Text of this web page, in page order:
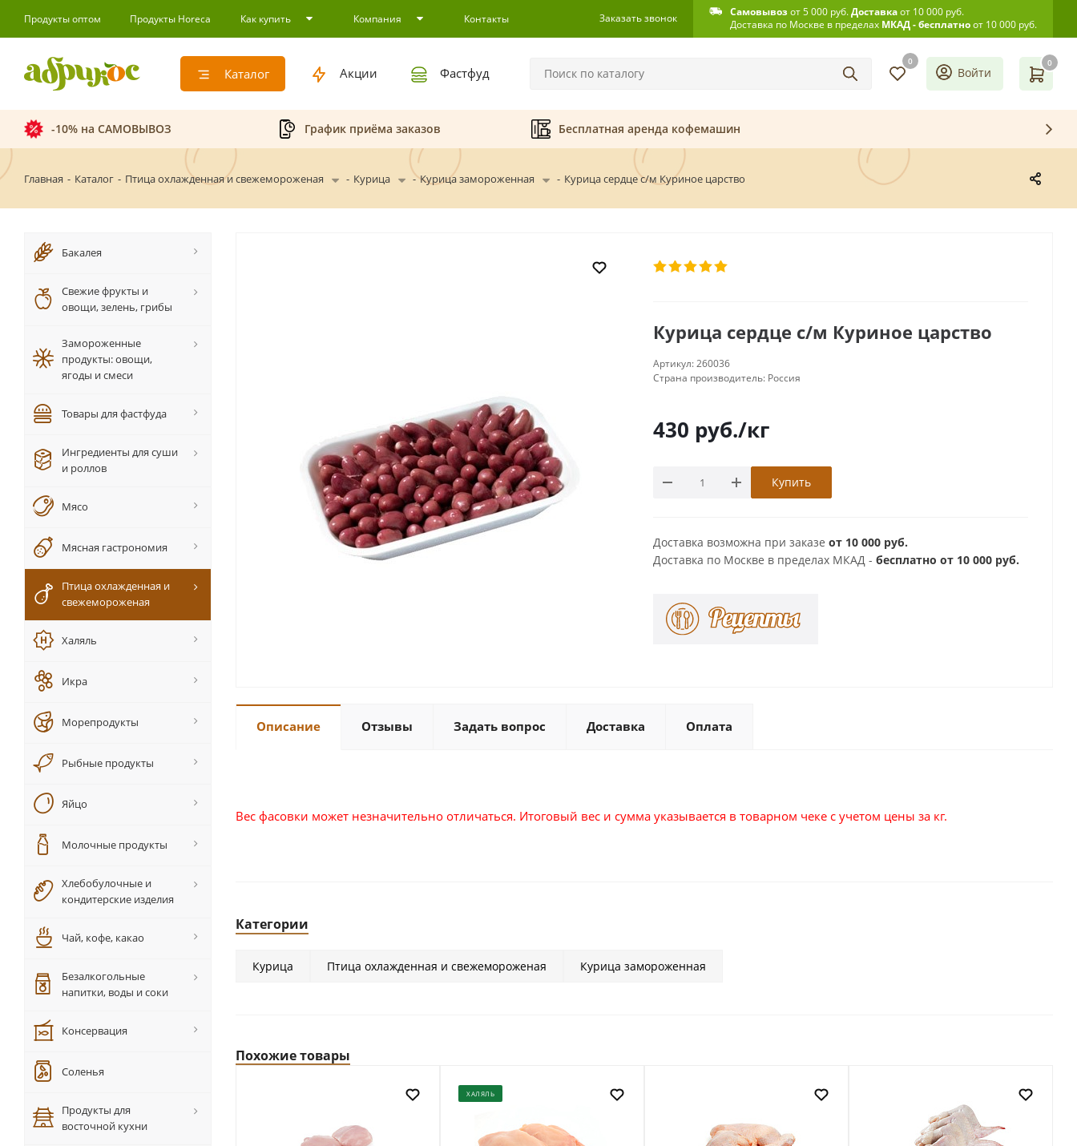
Продукты оптом Продукты Horeca Как купить Компания Контакты Заказать звонок Самовывозот 5 000 руб.Доставкаот 10 000 руб.
Доставка по Москве в пределах МКАД - бесплатноот 10 000 руб.
Каталог Акции Фастфуд
0 0
Войти
-10% на САМОВЫВОЗ График приёма заказов Бесплатная аренда кофемашин
Главная - Каталог - Птица охлажденная и свежемороженая - Курица - Курица замороженная - Курица сердце с/м Куриное царство
Курица сердце с/м Куриное царство
Артикул:260036
Страна производитель: Россия
430 руб./кг
Купить
Доставка возможна при заказе от 10 000 руб.
Доставка по Москве в пределах МКАД - бесплатно от 10 000 руб.
Описание Отзывы Задать вопрос Доставка Оплата
Вес фасовки может незначительно отличаться. Итоговый вес и сумма указывается в товарном чеке с учетом цены за кг.
Категории
Курица Птица охлажденная и свежемороженая Курица замороженная
Похожие товары
ХАЛЯЛЬ
Бакалея
Свежие фрукты и
овощи, зелень, грибы
Замороженные
продукты: овощи,
ягоды и смеси
Товары для фастфуда
Ингредиенты для суши
и роллов
Мясо
Мясная гастрономия
Птица охлажденная и
свежемороженая
Халяль
Икра
Морепродукты
Рыбные продукты
Яйцо
Молочные продукты
Хлебобулочные и
кондитерские изделия
Чай, кофе, какао
Безалкогольные
напитки, воды и соки
Консервация
Соленья
Продукты для
восточной кухни